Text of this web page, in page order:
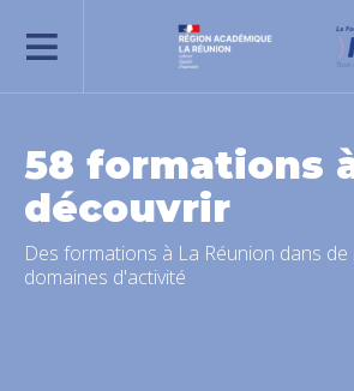
REJOIGNEZ-NOUS
58 formations
découvrir
Des formations à La Réunion dans
domaines d'activité